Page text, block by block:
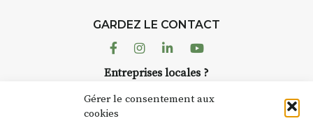
Gérer le consentement aux
cookies
AuzonToujoursorganise
dans le village. Des artistes et
caves, les granges d’Auzon. Le
Fumoir est l’un de ces espaces
GARDEZ LE CONTACT
FacebookInstagram
LinkedinYoutube
Entreprises locales ?